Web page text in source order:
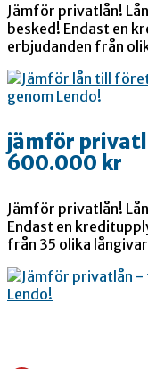
Jämför privatlån!
besked! Endast en
erbjudanden från
jämför
600.000 kr
Jämför privatlån!
Endast en
från 35 olika